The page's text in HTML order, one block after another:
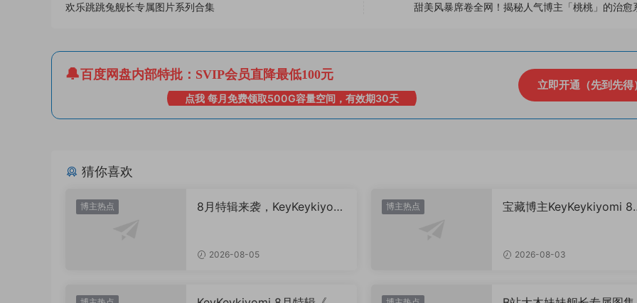
欢乐跳跳兔舰长专属图片系列合集 甜美风暴席卷全网！揭秘人气博主「桃桃」的治愈
百度网盘内部特批：SVIP会员直降最低100元
点我 每月免费领取500G容量空间，有效期30天
立即开通（先到先得）
猜你喜欢
博主热点
8月特辑来袭，KeyKeykiyomi
2026-08-05
博主热点
宝藏博主KeyKeykiyomi 8
2026-08-03